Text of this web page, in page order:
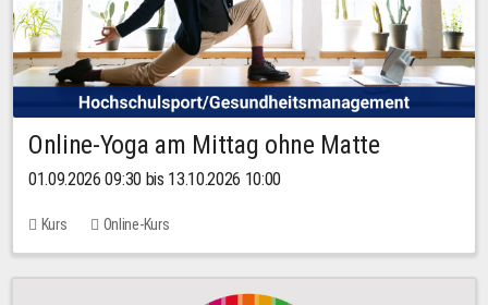
Online-Yoga am Mittag ohne Matte
01.09.2026 09:30 bis 13.10.2026 10:00
Kurs Online-Kurs